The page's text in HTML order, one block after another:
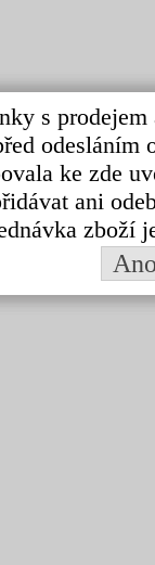
s
ke zde
ani
zboží